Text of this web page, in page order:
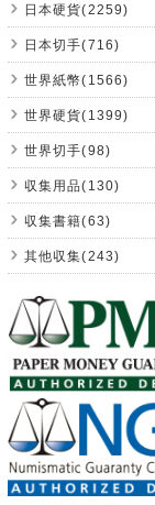
日本硬貨(2259)
日本切手(716)
世界紙幣(1566)
世界硬貨(1399)
世界切手(98)
収集用品(130)
収集書籍(63)
其他収集(243)